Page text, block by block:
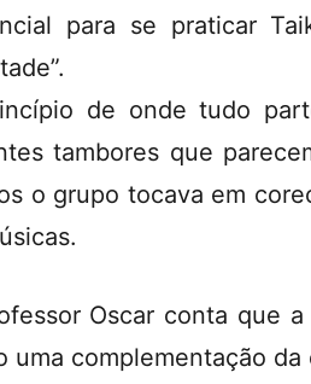
para se praticar
de onde tudo
tambores que
o grupo tocava em
Oscar conta que
uma complementação